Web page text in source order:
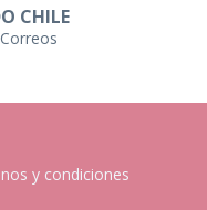
CHILE
y condiciones